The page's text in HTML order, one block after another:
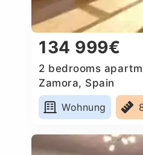
134 999€
2 bedrooms
Zamora, Spain
Wohnung